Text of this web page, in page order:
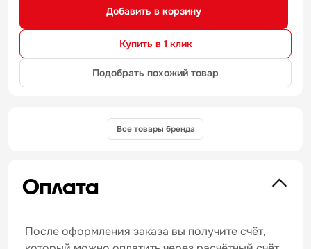
Добавить в корзину
Купить в 1 клик
Подобрать похожий товар
Все товары бренда
Оплата
После оформления заказа вы получите счёт,